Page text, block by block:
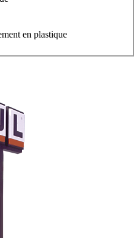
en plastique